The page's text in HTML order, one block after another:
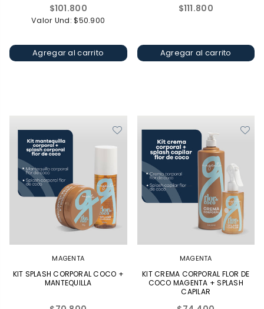
Precio
habitual
$101.800
Valor Und: $50.900
Agregar al carrito
Precio
$111.800
Agregar al carrito
MAGENTA
KIT SPLASH CORPORAL COCO +
MANTEQUILLA
MAGENTA
KIT CREMA CORPORAL FLOR DE
COCO MAGENTA + SPLASH
CAPILAR